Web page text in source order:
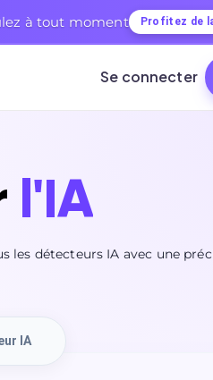
à tout moment Profitez de
Se connecter
l'IA
les détecteurs IA avec une
IA